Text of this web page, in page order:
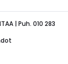
| Puh. 010 283